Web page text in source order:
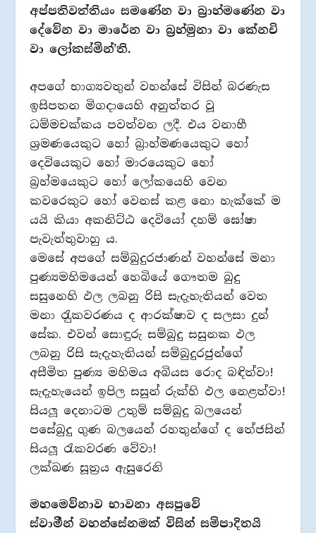
අප්පතිවත්තියං සමණේන වා බ‍්‍රාහ්මණේන වා
දේවේන වා මාරේන වා බ‍්‍රහ්මුනා වා කේනචි
වා ලෝකස්මින්’ති.
අපගේ භාග්‍යවතුන් වහන්සේ විසින් බරණැස
ඉසිපතන මිගදායෙහි අනුත්තර වූ
ධම්මචක්කය පවත්වන ලදී. එය වනාහී
ශ‍්‍රමණයෙකුට හෝ බ‍්‍රාහ්මණයෙකුට හෝ
දෙවියෙකුට හෝ මාරයෙකුට හෝ
බ‍්‍රහ්මයෙකුට හෝ ලෝකයෙහි වෙන
කවරෙකුට හෝ වෙනස් කළ නො හැක්කේ ම
යයි කියා අකනිට්ඨ දෙවියෝ දහම් ඝෝෂා
පැවැත්තුවාහු ය.
මෙසේ අපගේ සම්බුදුරජාණන් වහන්සේ මනා
පුණ්‍යමහිමයෙන් හෙබියේ ගෞතම බුදු
සසුනෙහි ඵල ලබනු රිසි සැදැහැතියන් වෙත
මනා රැුකවරණය ද ආරක්ෂාව ද සලසා දුන්
සේක. එවන් සොඳුරු සම්බුදු සසුනක ඵල
ලබනු රිසි සැදැහැතියන් සම්බුදුරජුන්ගේ
අසීමිත පුණ්‍ය මහිමය අබියස රොද බඳිත්වා!
සැදැහැයෙන් ඉපිල සසුන් රුක්හි ඵල නෙළත්වා!
සියලූ දෙනාටම උතුම් සම්බුදු බලයෙන්
පසේබුදු ගුණ බලයෙන් රහතුන්ගේ ද තේජසින්
සියලූ රැකවරණ වේවා!
ලක්ඛණ සූත‍්‍රය ඇසුරෙනි
මහමෙව්නාව භාවනා අසපුවේ
ස්වාමීන් වහන්සේනමක් විසින් සම්පාදිතයි